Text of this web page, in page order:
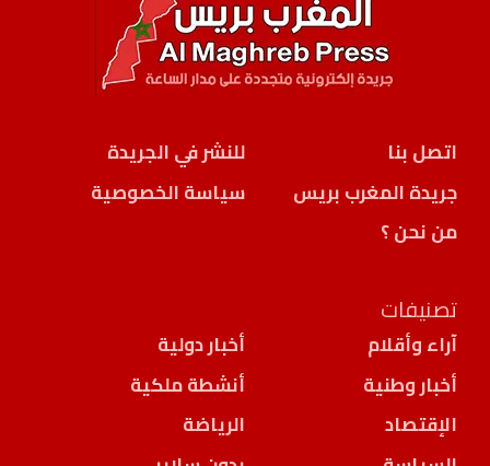
اتصل بنا
للنشر في الجريدة
جريدة المغرب بريس
سياسة الخصوصية
من نحن ؟
تصنيفات
آراء وأقلام
أخبار دولية
أخبار وطنية
أنشطة ملكية
الإقتصاد
الرياضة